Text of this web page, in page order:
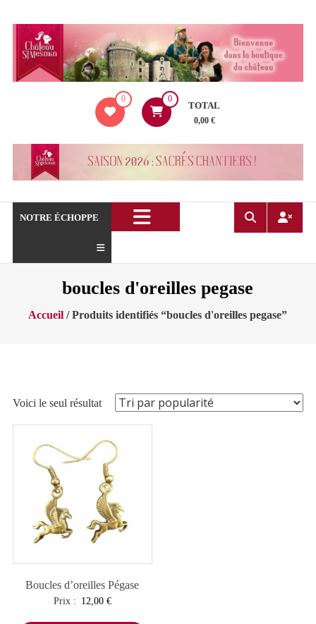
contenu
de
Mesmin
0 0
TOTAL
0,00 €
NOTRE ÉCHOPPE
boucles d'oreilles pegase
Accueil / Produits identifiés “boucles d'oreilles pegase”
Voici le seul résultat
Boucles d’oreilles Pégase
Prix : 12,00 €